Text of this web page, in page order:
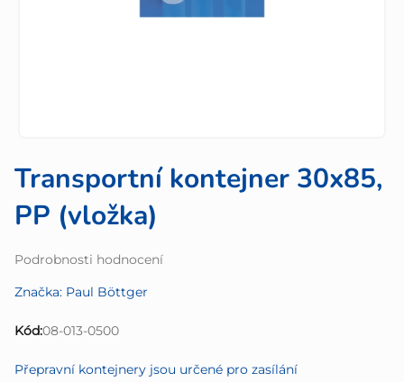
Transportní kontejner 30x85,
PP (vložka)
Průměrné
produktu
0,0
Podrobnosti hodnocení
Značka: Paul Böttger
Kód:08-013-0500
Přepravní kontejnery jsou určené pro zasílání